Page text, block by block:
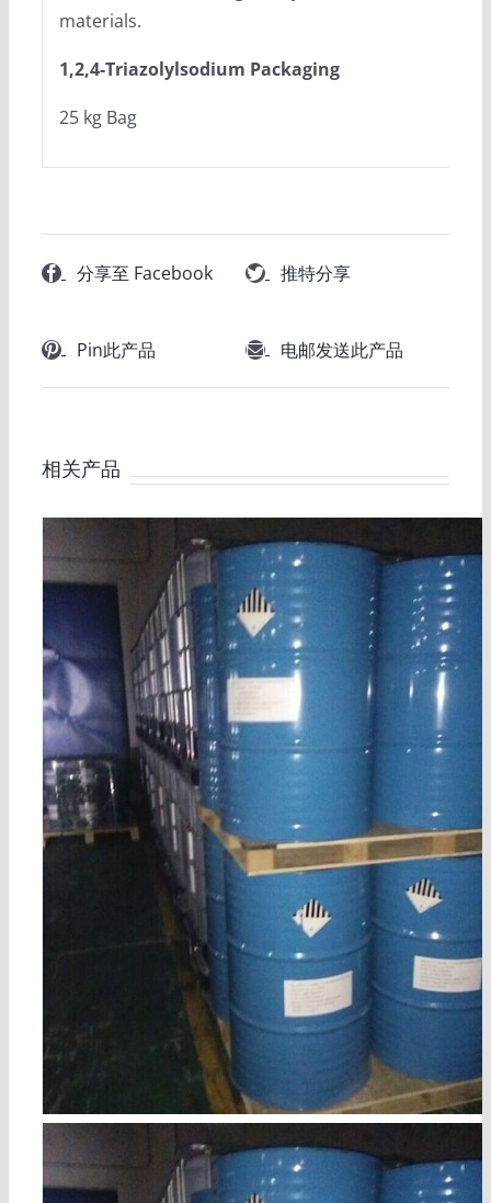
materials.
1,2,4-Triazolylsodium Packaging
25 kg Bag
分享至 Facebook 推特分享
Pin此产品 电邮发送此产品
相关产品
diallylamine cas 124-02-7